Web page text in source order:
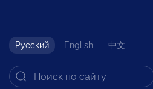
Русский English 中文